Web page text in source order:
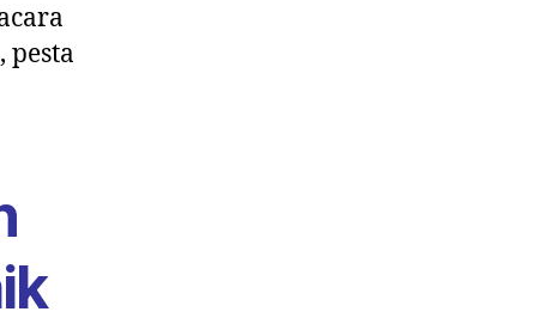
pesta